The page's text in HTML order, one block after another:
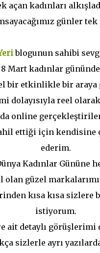
açan kadınları
günler
blogunun sahibi
Mart kadınlar
bir etkinlikle bir araya
dolayısıyla reel
online
ettiği için kendisine
ederim.
Kadınlar Gününe
olan güzel
kısa kısa sizlere
istiyorum.
ait detaylı görüşlerimi
sizlerle ayrı